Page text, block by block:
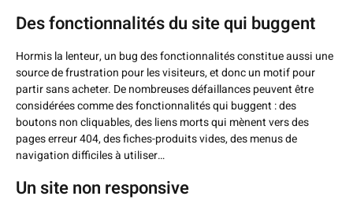
Des fonctionnalités du site qui buggent
Hormis la lenteur, un bug des fonctionnalités constitue aussi une
source de frustration pour les visiteurs, et donc un motif pour
partir sans acheter. De nombreuses défaillances peuvent être
considérées comme des fonctionnalités qui buggent : des
boutons non cliquables, des liens morts qui mènent vers des
pages erreur 404, des fiches-produits vides, des menus de
navigation difficiles à utiliser…
Un site non responsive